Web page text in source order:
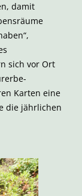
damit
sich vor Ort
Karten eine
die jährlichen